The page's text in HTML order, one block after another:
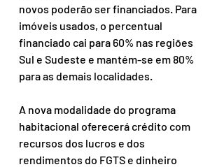
novos poderão ser financiados. Para
imóveis usados, o percentual
financiado cai para 60% nas regiões
Sul e Sudeste e mantém-se em 80%
para as demais localidades.
A nova modalidade do programa
habitacional oferecerá crédito com
recursos dos lucros e dos
rendimentos do FGTS e dinheiro